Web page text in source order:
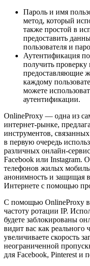
Пароль и имя
метод, который
также простой в
предоставить
пользователя и
Аутентификация
получить
предоставляющие
каждому
можете
аутентификации.
OnlineProxy — одна из
интернет-рынке,
инструментов,
в первую очередь
различных онлайн-
Facebook или Instagram.
телефонов жилых
анонимность и защищая
Интернете с помощью
С помощью OnlineProxy
частоту ротации IP.
будете заблокированы
видит вас как реального
увеличиваете скорость
неограниченной
для Facebook, Pinterest и